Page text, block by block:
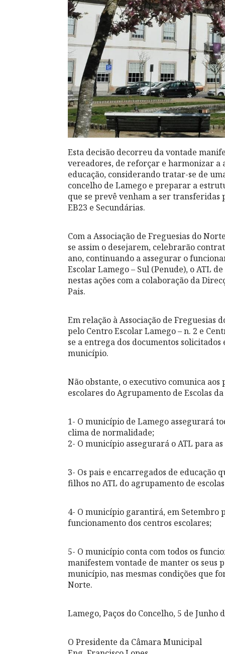
Esta decisão decorreu da vontade
vereadores, de reforçar e harmonizar a
educação, considerando tratar-se de
concelho de Lamego e preparar a
que se prevê venham a ser
EB23 e Secundárias.
Com a Associação de Freguesias do
se assim o desejarem, celebrarão
ano, continuando a assegurar o
Escolar Lamego – Sul (Penude), o ATL
nestas ações com a colaboração da
Pais.
Em relação à Associação de Freguesias
pelo Centro Escolar Lamego – n. 2 e
se a entrega dos documentos
município.
Não obstante, o executivo comunica
escolares do Agrupamento de Escolas
1- O município de Lamego assegurará
clima de normalidade;
2- O município assegurará o ATL para
3- Os pais e encarregados de educação
filhos no ATL do agrupamento de
4- O município garantirá, em Setembro
funcionamento dos centros escolares;
5- O município conta com todos os
manifestem vontade de manter os seus
município, nas mesmas condições que
Norte.
Lamego, Paços do Concelho, 5 de Junho
O Presidente da Câmara Municipal